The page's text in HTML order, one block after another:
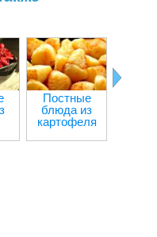
Постные
блюда из
картофеля